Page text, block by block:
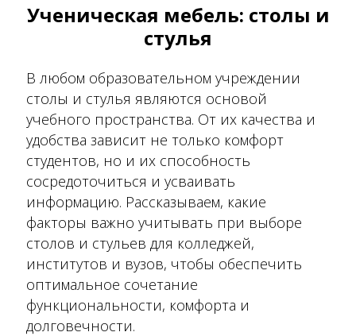
Ученическая мебель: столы и
стулья
В любом образовательном учреждении
столы и стулья являются основой
учебного пространства. От их качества и
удобства зависит не только комфорт
студентов, но и их способность
сосредоточиться и усваивать
информацию. Рассказываем, какие
факторы важно учитывать при выборе
столов и стульев для колледжей,
институтов и вузов, чтобы обеспечить
оптимальное сочетание
функциональности, комфорта и
долговечности.